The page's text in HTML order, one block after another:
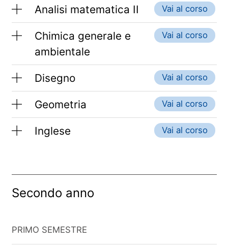
Analisi matematica II Vai al corso
Chimica generale e
ambientale
Vai al corso
Disegno Vai al corso
Geometria Vai al corso
Inglese Vai al corso
Secondo anno
PRIMO SEMESTRE